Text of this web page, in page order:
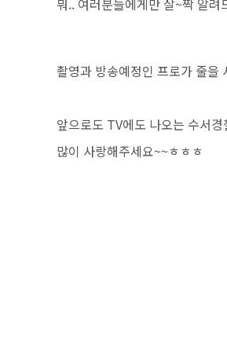
뭐.. 여러분들에게만 살~짝 알려
촬영과 방송예정인 프로가 줄
앞으로도 TV에도 나오는 수서
많이 사랑해주세요~~ㅎㅎㅎ